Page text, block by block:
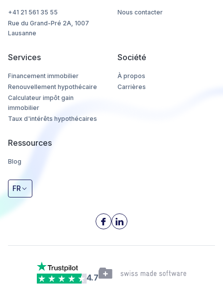
+41 21 561 35 55
Rue du Grand-Pré 2A, 1007
Lausanne
Nous contacter
Services
Financement immobilier
Renouvellement hypothécaire
Calculateur impôt gain
immobilier
Taux d'intérêts hypothécaires
Société
À propos
Carrières
Ressources
Blog
FR
4.7